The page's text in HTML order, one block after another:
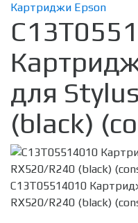
Картриджи Epson
для
(black)
C13T05514010
RX520/R240 (black)